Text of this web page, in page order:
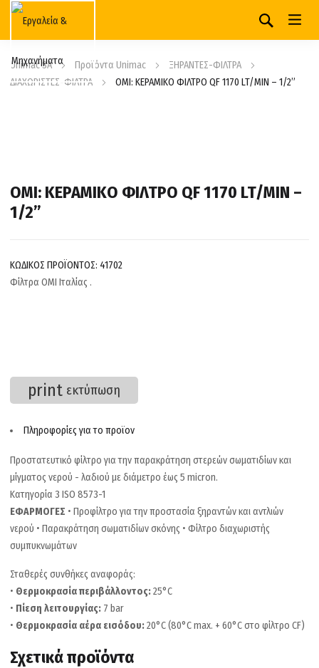
Unimac SA Προϊόντα Unimac
ΞΗΡΑΝΤΕΣ-ΦΙΛΤΡΑ
ΔΙΑΧΩΡΙΣΤΕΣ-ΦΙΛΤΡΑ
OMI: ΚΕΡΑΜΙΚΟ ΦΙΛΤΡΟ QF 1170 LT/MIN – 1/2”
OMI: ΚΕΡΑΜΙΚΟ ΦΙΛΤΡΟ QF 1170 LT/MIN –
1/2”
ΚΩΔΙΚΟΣ ΠΡΟΪΟΝΤΟΣ: 41702
Φίλτρα OMI Ιταλίας .
print εκτύπωση
Πληροφορίες για το προϊον
Προστατευτικό φίλτρο για την παρακράτηση στερεών σωματιδίων και
μίγματος νερού - λαδιού με διάμετρο έως 5 micron.
Κατηγορία 3 ISO 8573-1
ΕΦΑΡΜΟΓΕΣ • Προφίλτρο για την προστασία ξηραντών και αντλιών
νερού • Παρακράτηση σωματιδίων σκόνης • Φίλτρο διαχωριστής
συμπυκνωμάτων
Σταθερές συνθήκες αναφοράς:
• Θερμοκρασία περιβάλλοντος:25°C
• Πίεση λειτουργίας: 7 bar
• Θερμοκρασία αέρα εισόδου:20°C (80°C max. + 60°C στο φίλτρο CF)
Σχετικά προϊόντα